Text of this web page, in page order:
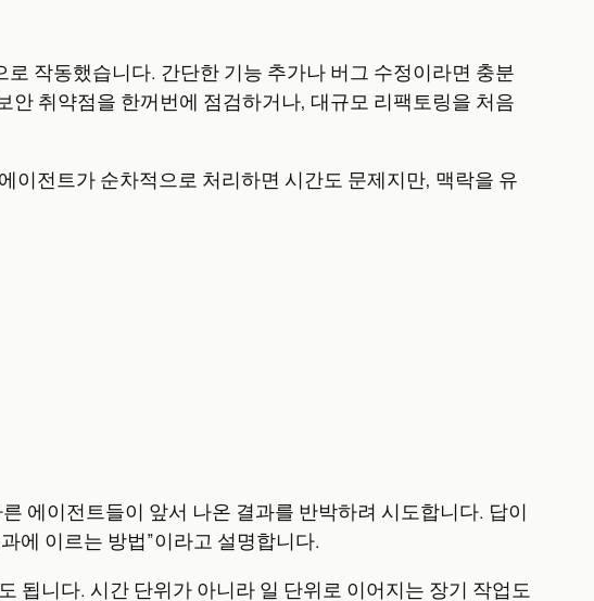
작동했습니다. 간단한 기능 추가나 버그 수정이라면 충분
취약점을 한꺼번에 점검하거나, 대규모 리팩토링을 처음
이전트가 순차적으로 처리하면 시간도 문제지만, 맥락을 유
에이전트들이 앞서 나온 결과를 반박하려 시도합니다. 답이
에 이르는 방법”이라고 설명합니다.
됩니다. 시간 단위가 아니라 일 단위로 이어지는 장기 작업도